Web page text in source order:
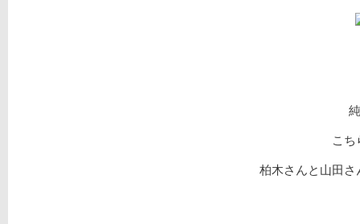
こち
柏木さんと山田